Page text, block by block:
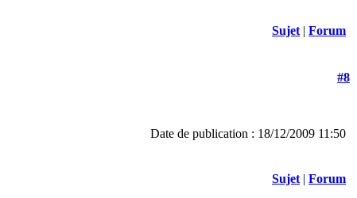
Sujet | Forum
#8
Date de publication : 18/12/2009 11:50
Sujet | Forum